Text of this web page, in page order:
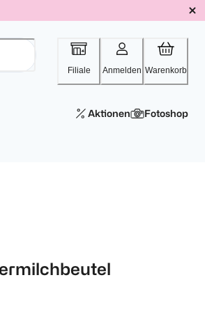
Filiale Anmelden Warenkorb
Aktionen Fotoshop